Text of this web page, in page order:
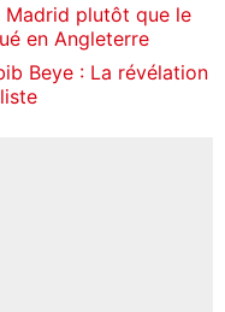
Madrid plutôt que le
en Angleterre
Beye : La révélation